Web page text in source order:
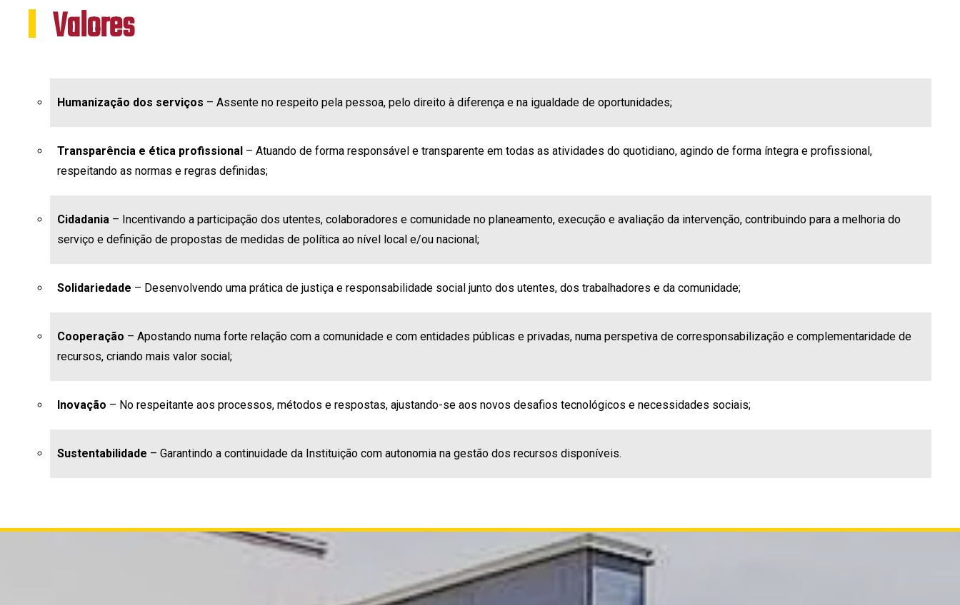
Valores
Humanização dos serviços – Assente no respeito pela pessoa, pelo direito à diferença e na igualdade de oportunidades;
Transparência e ética profissional – Atuando de forma responsável e transparente em todas as atividades do quotidiano, agindo de forma íntegra e profissional,
respeitando as normas e regras definidas;
Cidadania – Incentivando a participação dos utentes, colaboradores e comunidade no planeamento, execução e avaliação da intervenção, contribuindo para a melhoria do
serviço e definição de propostas de medidas de política ao nível local e/ou nacional;
Solidariedade – Desenvolvendo uma prática de justiça e responsabilidade social junto dos utentes, dos trabalhadores e da comunidade;
Cooperação – Apostando numa forte relação com a comunidade e com entidades públicas e privadas, numa perspetiva de corresponsabilização e complementaridade de
recursos, criando mais valor social;
Inovação – No respeitante aos processos, métodos e respostas, ajustando-se aos novos desafios tecnológicos e necessidades sociais;
Sustentabilidade – Garantindo a continuidade da Instituição com autonomia na gestão dos recursos disponíveis.